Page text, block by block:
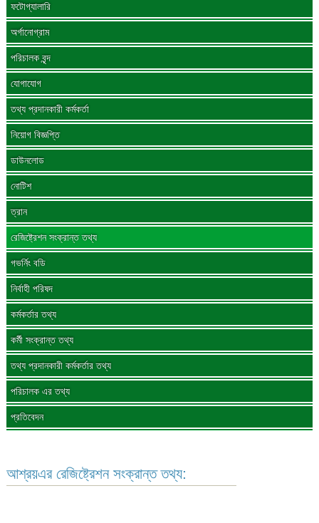
ফটোগ্যালারি
অর্গানোগ্রাম
পরিচালক বৃন্দ
যোগাযোগ
তথ্য প্রদানকারী কর্মকর্তা
নিয়োগ বিজ্ঞপ্তি
ডাউনলোড
নোটিশ
ত্রান
রেজিষ্ট্রেশন সংক্রান্ত তথ্য
গভর্নিং বডি
নির্বাহী পরিষদ
কর্মকর্তার তথ্য
কর্মী সংক্রান্ত তথ্য
তথ্য প্রদানকারী কর্মকর্তার তথ্য
পরিচালক এর তথ্য
প্রতিবেদন
আশ্রয়এর রেজিষ্ট্রেশন সংক্রান্ত তথ্য: